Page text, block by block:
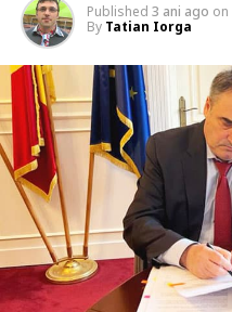
Published 3 ani ago on
By Tatian Iorga